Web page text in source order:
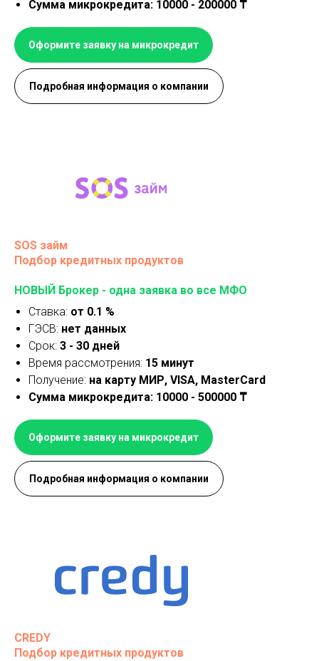
Сумма микрокредита: 10000 - 200000 ₸
Оформите заявку на микрокредит
Подробная информация о компании
SOS займ
Подбор кредитных продуктов
НОВЫЙ Брокер - одна заявка во все МФО
Ставка: от 0.1 %
ГЭСВ: нет данных
Срок: 3 - 30 дней
Время рассмотрения: 15 минут
Получение: на карту МИР, VISA, MasterCard
Сумма микрокредита: 10000 - 500000 ₸
Оформите заявку на микрокредит
Подробная информация о компании
CREDY
Подбор кредитных продуктов